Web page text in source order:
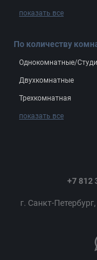
показать все
По количеству
Однокомнатные/
Двухкомнатные
Трехкомнатная
показать все
+7 812
г. Санкт-